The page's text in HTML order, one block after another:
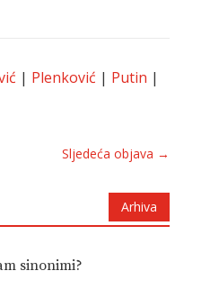
| Plenković | Putin |
Sljedeća objava →
Arhiva
sinonimi?